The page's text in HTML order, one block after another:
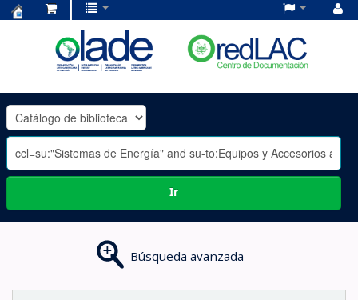
OLADE
-
Ir
Búsqueda avanzada